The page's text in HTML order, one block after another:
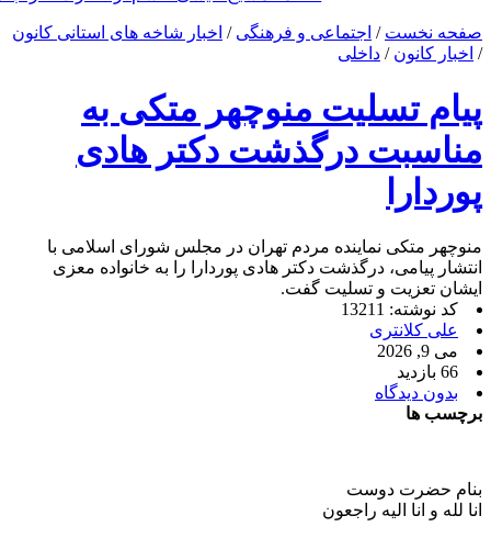
صفحه نخست / اجتماعی و فرهنگی / اخبار شاخه های استانی کانون
/ اخبار کانون / داخلی
پیام تسلیت منوچهر متکی به
مناسبت درگذشت دکتر هادی
پوردارا
منوچهر متکی نماینده مردم تهران در مجلس شورای اسلامی با
انتشار پیامی، درگذشت دکتر هادی پوردارا را به خانواده معزی
ایشان تعزیت و تسلیت گفت.
کد نوشته: 13211
علی کلانتری
می 9, 2026
66 بازدید
بدون دیدگاه
برچسب ها
بنام حضرت دوست
انا لله و انا الیه راجعون